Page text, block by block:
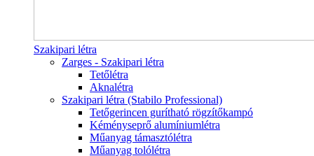
Szakipari létra
Zarges - Szakipari létra
Tetőlétra
Aknalétra
Szakipari létra (Stabilo Professional)
Tetőgerincen gurítható rögzítőkampó
Kéményseprő alumíniumlétra
Műanyag támasztólétra
Műanyag tolólétra